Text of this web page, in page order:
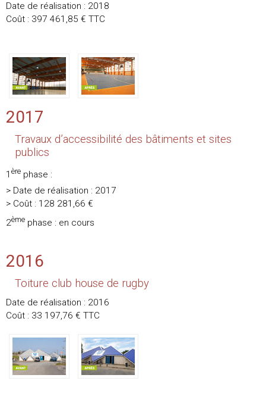
Date de réalisation : 2018
Coût : 397 461,85 € TTC
2017
Travaux d’accessibilité des bâtiments et sites
publics
1 ère phase :
> Date de réalisation : 2017
> Coût : 128 281,66 €
2ème phase : en cours
2016
Toiture club house de rugby
Date de réalisation : 2016
Coût : 33 197,76 € TTC